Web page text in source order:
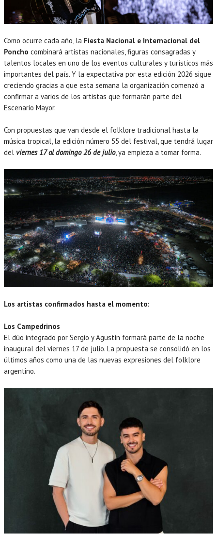
Como ocurre cada año, la Fiesta Nacional e Internacional del
Poncho combinará artistas nacionales, figuras consagradas y
talentos locales en uno de los eventos culturales y turísticos más
importantes del país. Y la expectativa por esta edición 2026 sigue
creciendo gracias a que esta semana la organización comenzó a
confirmar a varios de los artistas que formarán parte del
Escenario Mayor.
Con propuestas que van desde el folklore tradicional hasta la
música tropical, la edición número 55 del festival, que tendrá lugar
del viernes 17 al domingo 26 de julio, ya empieza a tomar forma.
Los artistas confirmados hasta el momento:
Los Campedrinos
El dúo integrado por Sergio y Agustín formará parte de la noche
inaugural del viernes 17 de julio. La propuesta se consolidó en los
últimos años como una de las nuevas expresiones del folklore
argentino.